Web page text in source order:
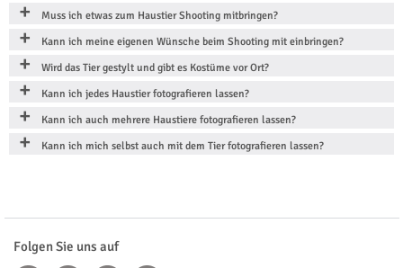
Muss ich etwas zum Haustier Shooting mitbringen?
Kann ich meine eigenen Wünsche beim Shooting mit einbringen?
Wird das Tier gestylt und gibt es Kostüme vor Ort?
Kann ich jedes Haustier fotografieren lassen?
Kann ich auch mehrere Haustiere fotografieren lassen?
Kann ich mich selbst auch mit dem Tier fotografieren lassen?
Folgen Sie uns auf